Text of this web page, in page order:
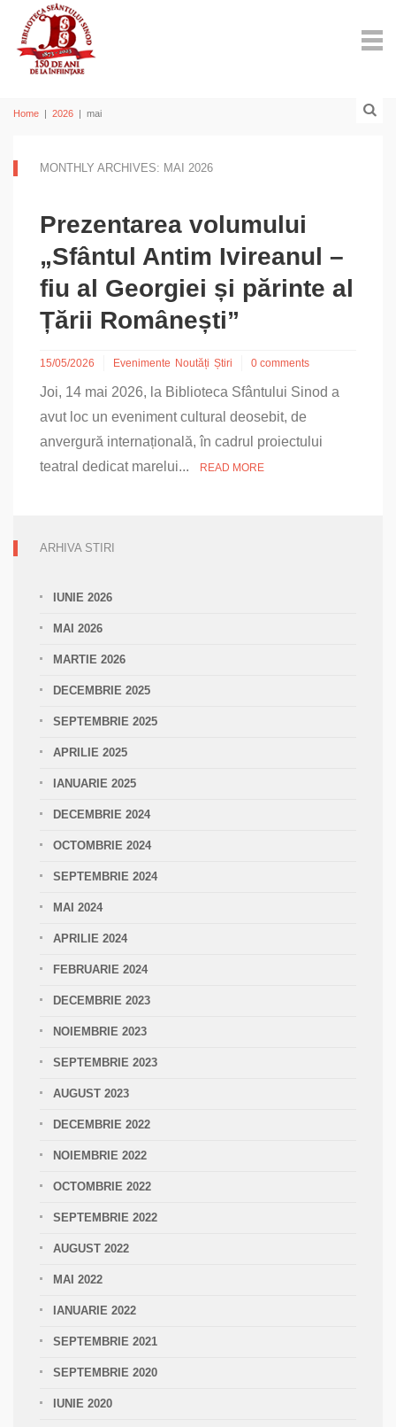
Home | 2026 | mai
MONTHLY ARCHIVES: MAI 2026
Prezentarea volumului
„Sfântul Antim Ivireanul –
fiu al Georgiei și părinte al
Țării Românești”
15/05/2026 Evenimente Noutăți Știri 0 comments
Joi, 14 mai 2026, la Biblioteca Sfântului Sinod a
avut loc un eveniment cultural deosebit, de
anvergură internațională, în cadrul proiectului
teatral dedicat marelui...
READ MORE
ARHIVA STIRI
IUNIE 2026
MAI 2026
MARTIE 2026
DECEMBRIE 2025
SEPTEMBRIE 2025
APRILIE 2025
IANUARIE 2025
DECEMBRIE 2024
OCTOMBRIE 2024
SEPTEMBRIE 2024
MAI 2024
APRILIE 2024
FEBRUARIE 2024
DECEMBRIE 2023
NOIEMBRIE 2023
SEPTEMBRIE 2023
AUGUST 2023
DECEMBRIE 2022
NOIEMBRIE 2022
OCTOMBRIE 2022
SEPTEMBRIE 2022
AUGUST 2022
MAI 2022
IANUARIE 2022
SEPTEMBRIE 2021
SEPTEMBRIE 2020
IUNIE 2020